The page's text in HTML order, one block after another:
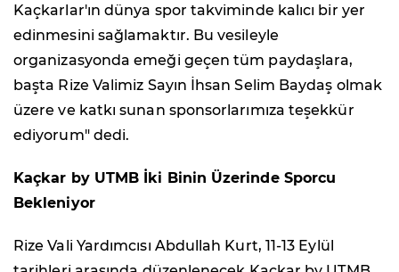
Kaçkarlar'ın dünya spor takviminde kalıcı bir yer
edinmesini sağlamaktır. Bu vesileyle
organizasyonda emeği geçen tüm paydaşlara,
başta Rize Valimiz Sayın İhsan Selim Baydaş olmak
üzere ve katkı sunan sponsorlarımıza teşekkür
ediyorum" dedi.
Kaçkar by UTMB İki Binin Üzerinde Sporcu
Bekleniyor
Rize Vali Yardımcısı Abdullah Kurt, 11-13 Eylül